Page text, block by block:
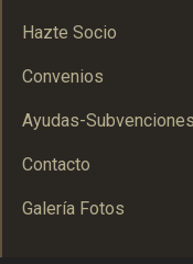
Hazte Socio
Convenios
Ayudas-Subvenciones
Contacto
Galería Fotos